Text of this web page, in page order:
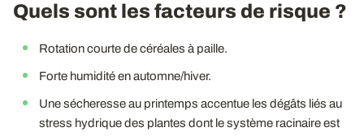
Quels sont les facteurs de risque ?
Rotation courte de céréales à paille.
Forte humidité en automne/hiver.
Une sécheresse au printemps accentue les dégâts liés au
stress hydrique des plantes dont le système racinaire est